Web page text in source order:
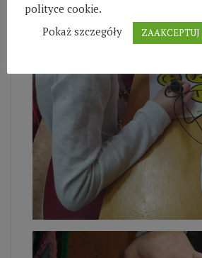
polityce cookie.
Pokaż szczegóły
ZAAKCEPTUJ